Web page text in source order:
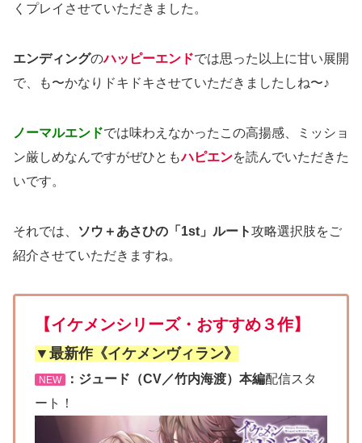
くプレイさせていただきました。
エンディングのハッピーエンドでは思った以上に甘い展開
で、も〜かなりドキドキさせていただきましたしね〜♪
ノーマルエンドでは味わえなかったこの高揚感、ミッショ
ン厳しめなんですがぜひともハピエンを読んでいただきた
いです。
それでは、 ソウ＋あさひの「1st」ルート攻略選択肢をご
紹介させていただきますね。
【イケメンシリーズ・おすすめ３作】
▼最新作《イケメンヴィラン》
NEW ：ジュード（CV／竹内海渡）本編配信スタ
ート！